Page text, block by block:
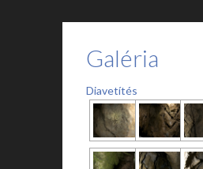
Galéria
Diavetítés